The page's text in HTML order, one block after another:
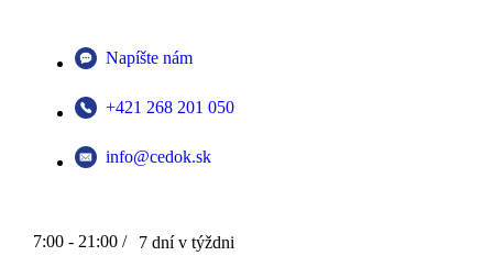
Napíšte nám
+421 268 201 050
info@cedok.sk
7:00 - 21:00 / 7 dní v týždni